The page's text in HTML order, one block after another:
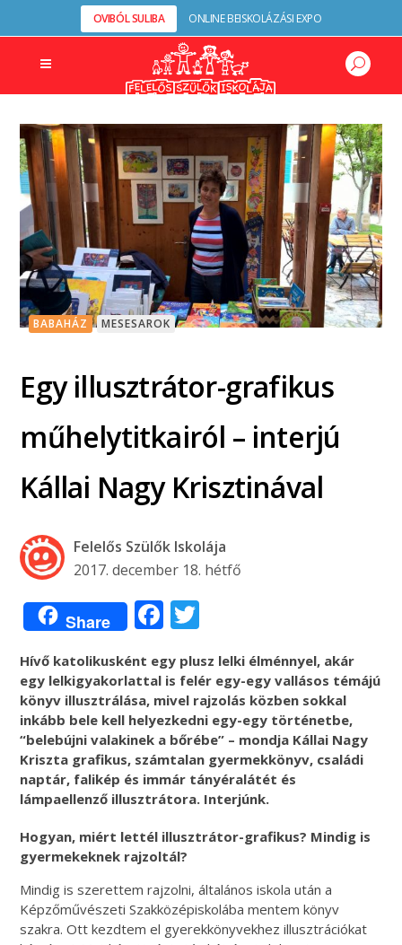
OVIBÓL SULIBA ONLINE BEISKOLÁZÁSI EXPO
BABAHÁZ MESESAROK
Egy illusztrátor-grafikus
műhelytitkairól – interjú
Kállai Nagy Krisztinával
Felelős Szülők Iskolája
2017. december 18. hétfő
Share Facebook
Hívő katolikusként egy plusz lelki élménnyel, akár
egy lelkigyakorlattal is felér egy-egy vallásos témájú
könyv illusztrálása, mivel rajzolás közben sokkal
inkább bele kell helyezkedni egy-egy történetbe,
“belebújni valakinek a bőrébe” – mondja Kállai Nagy
Kriszta grafikus, számtalan gyermekkönyv, családi
naptár, falikép és immár tányéralátét és
lámpaellenző illusztrátora. Interjúnk.
Hogyan, miért lettél illusztrátor-grafikus? Mindig is
gyermekeknek rajzoltál?
Mindig is szerettem rajzolni, általános iskola után a
Képzőművészeti Szakközépiskolába mentem könyv
szakra. Ott kezdtem el gyerekkönyvekhez illusztrációkat